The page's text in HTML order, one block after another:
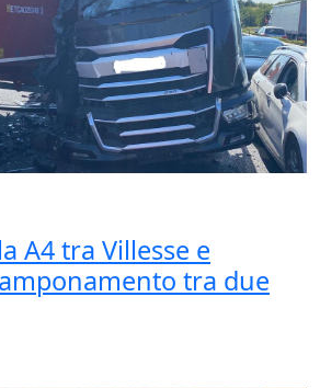
A4 tra Villesse e
tra due